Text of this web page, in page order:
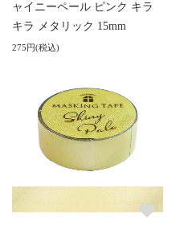
ャイニーペール ピンク キラ
キラ メタリック 15mm
275円(税込)